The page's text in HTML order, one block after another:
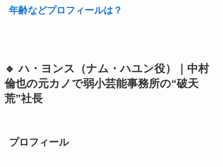
年齢などプロフィールは？
🔹 ハ・ヨンス（ナム・ハユン役）｜中村
倫也の元カノで弱小芸能事務所の“破天
荒”社長
プロフィール